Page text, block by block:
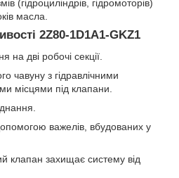
(гідроциліндрів, гідромоторів)
масла.
2Z80-1D1A1-GKZ1
на дві робочі секції.
чавуну з гідравлічними
місцями під клапани.
важелів, вбудованих у
клапан захищає систему від